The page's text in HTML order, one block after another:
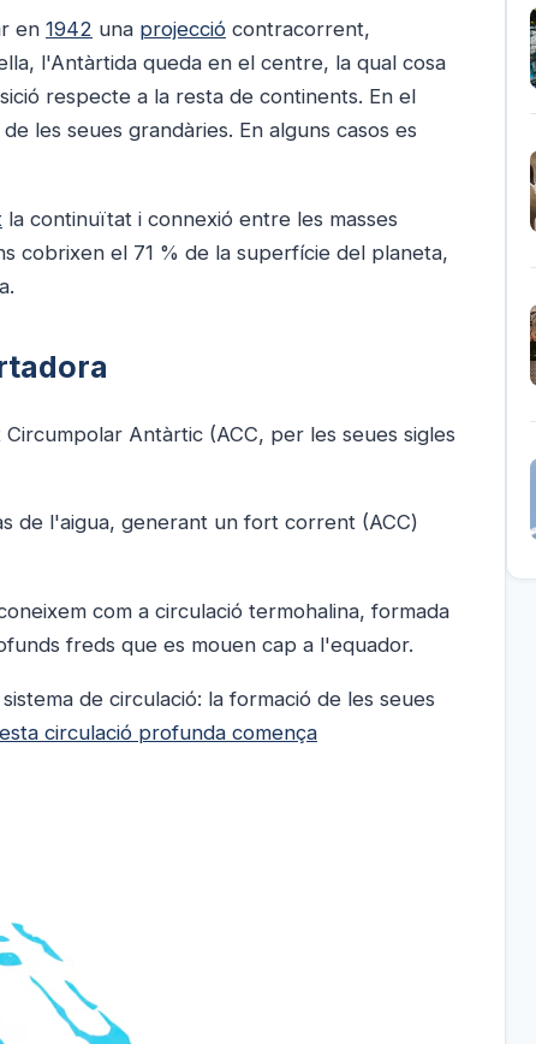
en 1942 una projecció contracorrent,
l'Antàrtida queda en el centre, la qual cosa
respecte a la resta de continents. En el
les seues grandàries. En alguns casos es
la continuïtat i connexió entre les masses
cobrixen el 71 % de la superfície del planeta,
Antàrtic (ACC, per les seues sigles
de l'aigua, generant un fort corrent (ACC)
com a circulació termohalina, formada
freds que es mouen cap a l'equador.
de circulació: la formació de les seues
esta circulació profunda comença